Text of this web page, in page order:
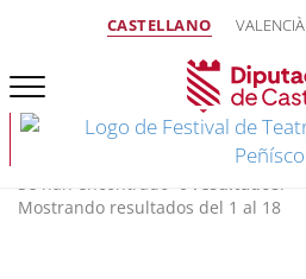
CASTELLANO VALENCIÀ
Se han encontrado 0 resultados.
Mostrando resultados del 1 al 18